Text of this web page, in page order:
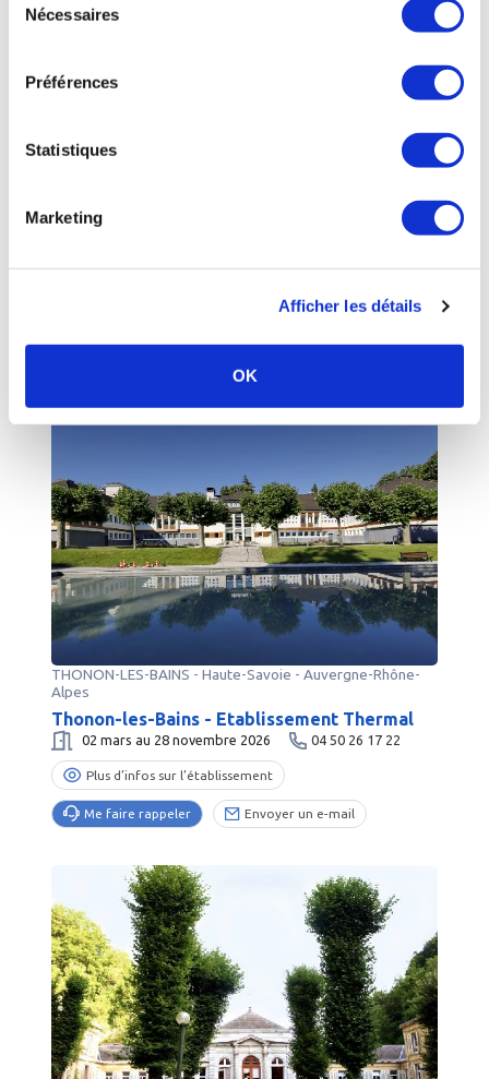
Nécessaires
Préférences
Statistiques
Marketing
Afficher les détails
OK
THONON-LES-BAINS - Haute-Savoie - Auvergne-Rhône-
Alpes
Thonon-les-Bains - Etablissement Thermal
02 mars au 28 novembre 2026 04 50 26 17 22
Plus d’infos sur l’établissement
Me faire rappeler Envoyer un e-mail